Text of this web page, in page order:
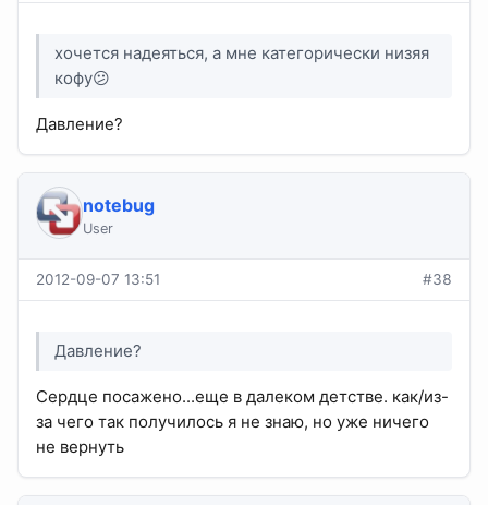
хочется надеяться, а мне категорически низяя
кофу😕
Давление?
notebug
User
2012-09-07 13:51 #38
Давление?
Сердце посажено...еще в далеком детстве. как/из-
за чего так получилось я не знаю, но уже ничего
не вернуть